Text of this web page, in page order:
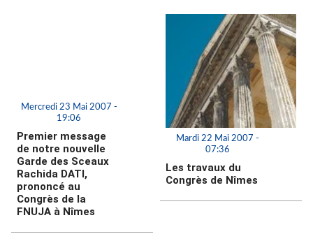
Mercredi 23 Mai 2007 -
19:06
Premier message
de notre nouvelle
Garde des Sceaux
Rachida DATI,
prononcé au
Congrès de la
FNUJA à Nîmes
Mardi 22 Mai 2007 -
07:36
Les travaux du
Congrès de Nîmes